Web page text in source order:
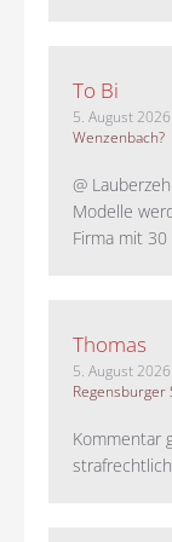
To Bi
5. August 2026
Wenzenbach?
@
Modelle
Firma mit 30
Thomas
5. August 2026
Kommentar
strafrechtlich